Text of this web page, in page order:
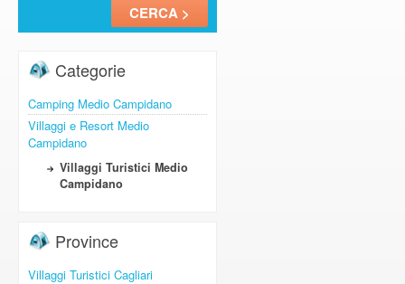
Categorie
Camping Medio Campidano
Villaggi e Resort Medio
Campidano
Villaggi Turistici Medio
Campidano
Province
Villaggi Turistici Cagliari